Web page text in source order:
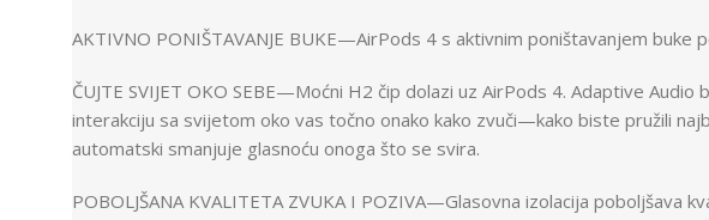
AKTIVNO PONIŠTAVANJE BUKE—AirPods 4 s aktivnim poništavanjem
ČUJTE SVIJET OKO SEBE—Moćni H2 čip dolazi uz AirPods 4. Adaptive
interakciju sa svijetom oko vas točno onako kako zvuči—kako biste pružili
automatski smanjuje glasnoću onoga što se svira.
POBOLJŠANA KVALITETA ZVUKA I POZIVA—Glasovna izolacija